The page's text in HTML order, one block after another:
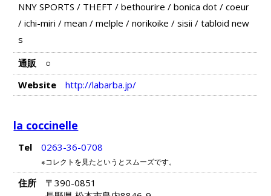
NNY SPORTS / THEFT / bethourire / bonica dot/ coeur
/ ichi-miri / mean / melple / norikoike / sisii / tabloid new
s
通販
○
Website
http://labarba.jp/
la coccinelle
Tel 0263-36-0708
※コレクトを見たというとスムーズです。
住所
〒390-0851